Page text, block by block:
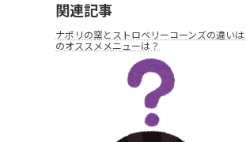
関連記事
ナポリの窯とストロベリーコーンズの違い
のオススメメニューは？